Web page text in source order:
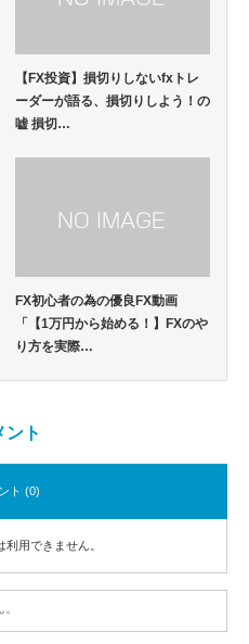
【FX投資】損切りしないfxトレ
ーダーが語る、損切りしよう！の
嘘 損切…
FX初心者の為の優良FX動画
「【1万円から始める！】FXのや
り方を実際…
ント
ト (0)
利用できません。